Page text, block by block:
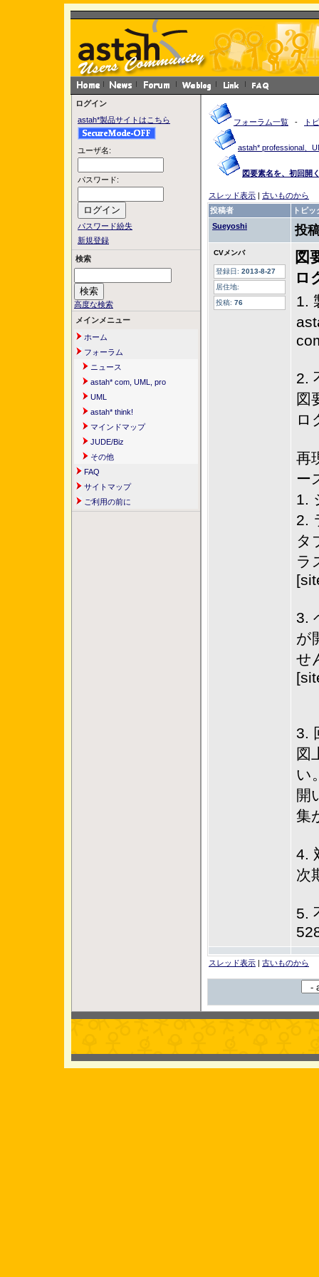
ログイン
astah*製品サイトはこちら
ユーザ名:
パスワード:
パスワード紛失
新規登録
検索
高度な検索
メインメニュー
ホーム
フォーラム
ニュース
astah* com, UML, pro
UML
astah* think!
マインドマップ
JUDE/Biz
その他
FAQ
サイトマップ
ご利用の前に
フォーラム一覧 - ト
astah* professional、
図要素名を、初回開
スレッド表示 | 古いものから
投稿者
トピッ
Sueyoshi
投
CVメンバ
登録日: 2013-8-27
居住地:
投稿: 76
図
ロ
1.
2.
図
ロ
再
ー
1.
2.
タ
ラ
3.
が
せ
3.
図
い
開
集
4.
次
5.
スレッド表示 | 古いものから